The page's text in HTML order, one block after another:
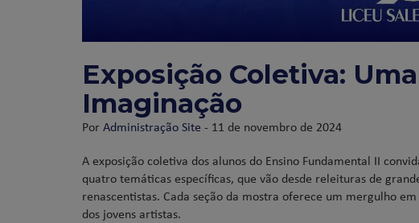
Exposição Coletiva:
Imaginação
PorAdministração Site - 11 de novembro de 2024
A exposição coletiva dos alunos do Ensino Fundamental II
quatro temáticas específicas, que vão desde releituras de
renascentistas. Cada seção da mostra oferece um mergulho
dos jovens artistas.